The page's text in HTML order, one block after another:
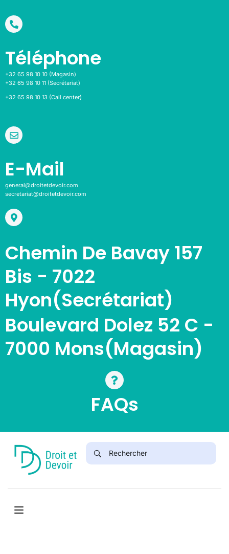
Téléphone
+32 65 98 10 10 (Magasin)
+32 65 98 10 11 (Secrétariat)
+32 65 98 10 13 (Call center)
E-Mail
general@droitetdevoir.com
secretariat@droitetdevoir.com
Chemin De Bavay 157
Bis - 7022
Hyon(Secrétariat)
Boulevard Dolez 52 C -
7000 Mons(magasin)
FAQs